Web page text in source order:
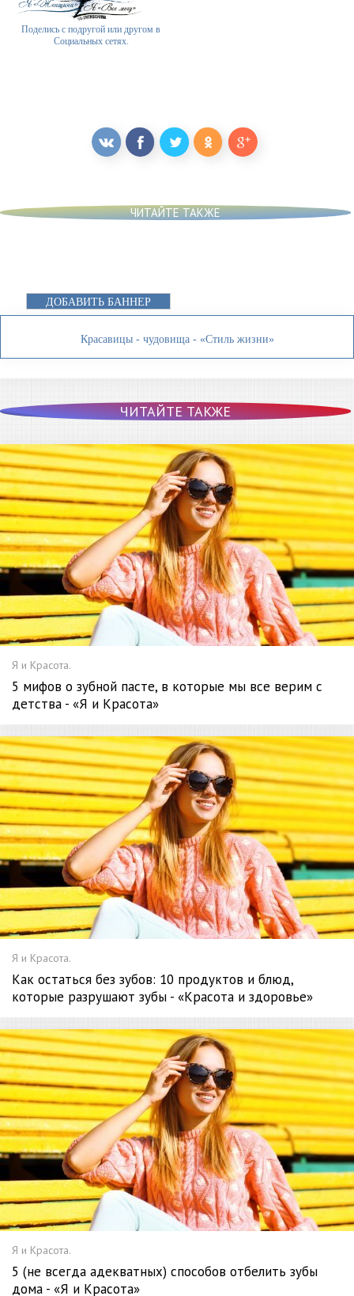
Поделись с подругой или другом в
Социальных сетях.
ЧИТАЙТЕ ТАКЖЕ
ДОБАВИТЬ БАННЕР
Красавицы - чудовища - «Стиль жизни»
ЧИТАЙТЕ ТАКЖЕ
Я и Красота.
5 мифов о зубной пасте, в которые мы все верим с
детства - «Я и Красота»
Я и Красота.
Как остаться без зубов: 10 продуктов и блюд,
которые разрушают зубы - «Красота и здоровье»
Я и Красота.
5 (не всегда адекватных) способов отбелить зубы
дома - «Я и Красота»